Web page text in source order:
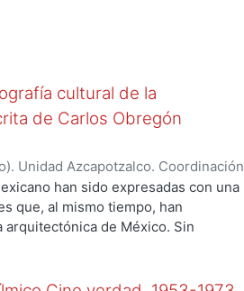
cultural de la
de Carlos Obregón
Unidad Azcapotzalco. Coordinación
Montes de Oca, Georgina
han sido expresadas con una
que, al mismo tiempo, han
de México. Sin
de una serie de circunstancias
intelectual, el sustento